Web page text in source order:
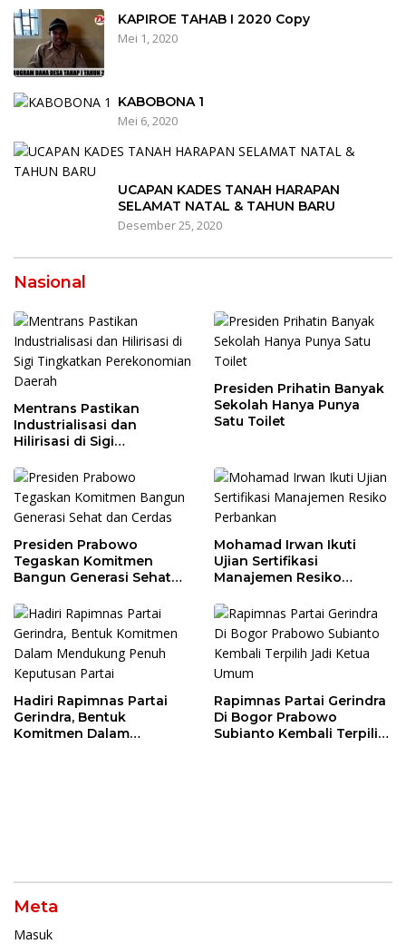
KAPIROE TAHAB I 2020 Copy
Mei 1, 2020
KABOBONA 1
Mei 6, 2020
UCAPAN KADES TANAH HARAPAN
SELAMAT NATAL & TAHUN BARU
Desember 25, 2020
Nasional
Mentrans Pastikan
Industrialisasi dan
Hilirisasi di Sigi
Perekonomian Daerah
Presiden Prihatin Banyak
Sekolah Hanya Punya
Satu Toilet
Presiden Prabowo
Tegaskan Komitmen
Bangun Generasi Sehat
Mohamad Irwan Ikuti
Ujian Sertifikasi
Manajemen Resiko
Hadiri Rapimnas Partai
Gerindra, Bentuk
Komitmen Dalam
Rapimnas Partai Gerindra
Di Bogor Prabowo
Subianto Kembali Terpilih
Meta
Masuk